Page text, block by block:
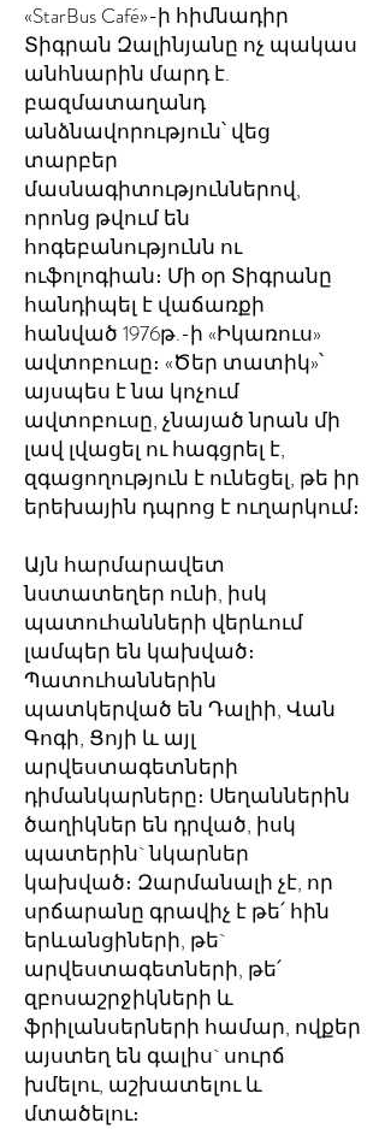
«StarBus Café»-ի հիմնադիր
Տիգրան Զալինյանը ոչ պակաս
անհնարին մարդ է.
բազմատաղանդ
անձնավորություն՝ վեց
տարբեր
մասնագիտություններով,
որոնց թվում են
հոգեբանությունն ու
ուֆոլոգիան։ Մի օր Տիգրանը
հանդիպել է վաճառքի
հանված 1976թ.-ի «Իկառուս»
ավտոբուսը։ «Ծեր տատիկ»՝
այսպես է նա կոչում
ավտոբուսը, չնայած նրան մի
լավ լվացել ու հագցրել է,
զգացողություն է ունեցել, թե իր
երեխային դպրոց է ուղարկում։
Այն հարմարավետ
նստատեղեր ունի, իսկ
պատուհանների վերևում
լամպեր են կախված։
Պատուհաններին
պատկերված են Դալիի, Վան
Գոգի, Ցոյի և այլ
արվեստագետների
դիմանկարները։ Սեղաններին
ծաղիկներ են դրված, իսկ
պատերին` նկարներ
կախված։ Զարմանալի չէ, որ
սրճարանը գրավիչ է թե՛ հին
երևանցիների, թե`
արվեստագետների, թե՛
զբոսաշրջիկների և
ֆրիլանսերների համար, ովքեր
այստեղ են գալիս` սուրճ
խմելու, աշխատելու և
մտածելու։